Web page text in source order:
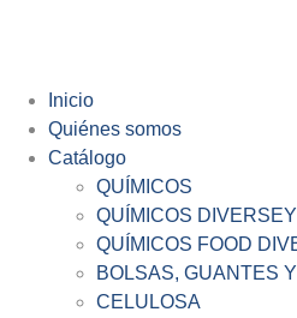
Inicio
Quiénes somos
Catálogo
QUÍMICOS
QUÍMICOS DIVERSEY
QUÍMICOS FOOD
BOLSAS, GUANTES
CELULOSA